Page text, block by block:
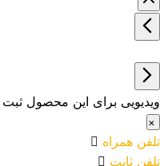
ویدیویی برای این محصول
×
تلفن همراه
تلفن ثابت